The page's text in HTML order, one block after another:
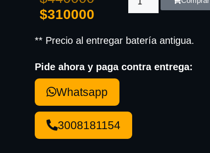
$310000
** Precio al entregar batería antigua.
Pide ahora y paga contra entrega:
Whatsapp
3008181154